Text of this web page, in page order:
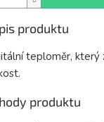
produktu
teploměr, který
produktu